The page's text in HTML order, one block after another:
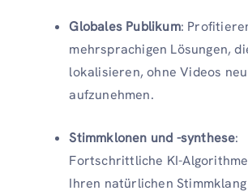
Globales Publikum:
mehrsprachigen Lösungen,
lokalisieren, ohne Videos neu
aufzunehmen.
Stimmklonen und -synthese:
Fortschrittliche KI-
Ihren natürlichen